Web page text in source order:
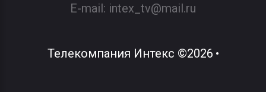
E-mail: intex_tv@mail.ru
Телекомпания Интекс ©2026